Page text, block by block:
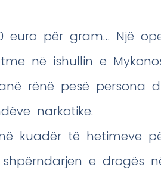
euro për gram… Një
në ishullin e
rënë pesë persona
narkotike.
kuadër të hetimeve
e drogës